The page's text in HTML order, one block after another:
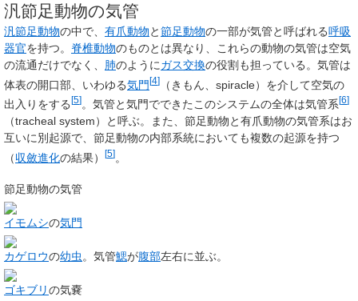
汎節足動物の気管
汎節足動物の中で、 有爪動物と節足動物の一部が気管と呼ばれる呼吸
器官を持つ。 脊椎動物のものとは異なり、これらの動物の気管は空気
の流通だけでなく、 肺のようにガス交換の役割も担っている。気管は
体表の開口部、いわゆる気門[4] （きもん、 spiracle）を介して空気の
出入りをする [5] 。気管と気門でできたこのシステムの全体は気管系[6]
（tracheal system）と呼ぶ。また、節足動物と有爪動物の気管系はお
互いに別起源で、節足動物の内部系統においても複数の起源を持つ
（収斂進化の結果） [5]。
節足動物の気管
イモムシの気門
カゲロウの幼虫。気管鰓が腹部左右に並ぶ。
ゴキブリの気嚢